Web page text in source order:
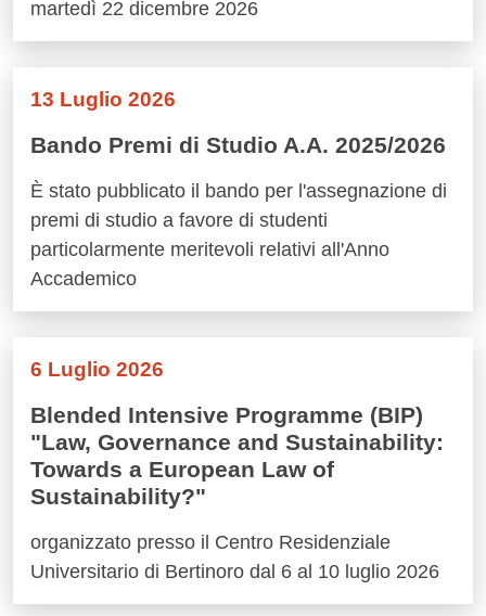
martedì 22 dicembre 2026
13 Luglio 2026
Bando Premi di Studio A.A. 2025/2026
È stato pubblicato il bando per l'assegnazione di
premi di studio a favore di studenti
particolarmente meritevoli relativi all'Anno
Accademico
6 Luglio 2026
Blended Intensive Programme (BIP)
"Law, Governance and Sustainability:
Towards a European Law of
Sustainability?"
organizzato presso il Centro Residenziale
Universitario di Bertinoro dal 6 al 10 luglio 2026